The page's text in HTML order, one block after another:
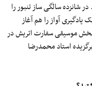
شانزده سالگی ساز تنبور را
آواز را هم آغاز
موسیقی سفارت اتریش در
استاد محمدرضا